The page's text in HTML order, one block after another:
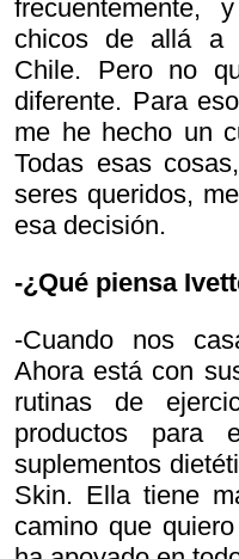
chicos de allá a
Chile. Pero no
diferente. Para
me he hecho un
Todas esas
seres queridos,
esa decisión.
-¿Qué piensa
-Cuando nos
Ahora está con
rutinas de
productos para
suplementos
Skin. Ella tiene
camino que